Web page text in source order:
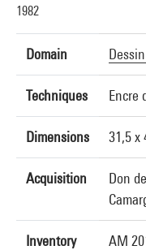
1982
Domain
Techniques Encre
Dimensions 31,5 x
Acquisition
Don
Inventory
AM